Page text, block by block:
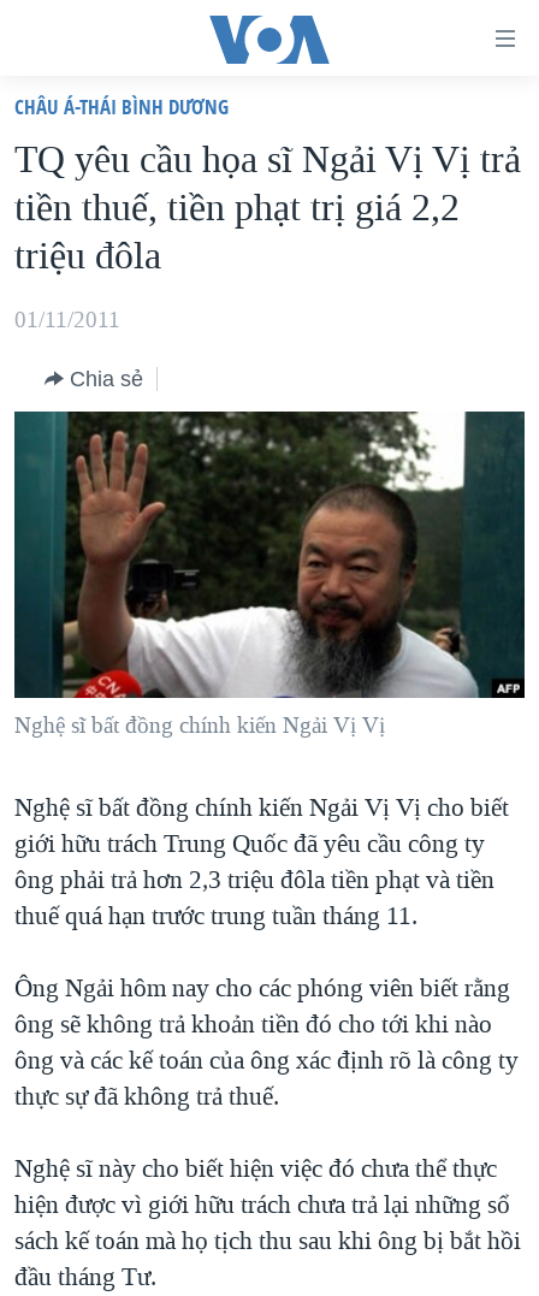
truy
cập
Tới
nội
chính
VIỆT NAM
HOA KỲ
BIỂN ĐÔNG
THẾ GIỚI
DIỄN ĐÀN
TỰ DO BÁO CHÍ
VẠCH TRẦN TIN GIẢ
NGƯỜI VIỆT HẢI NGOẠI
ĐỜI SỐNG
KINH TẾ
KHOA HỌC
SỨC KHOẺ
THỂ THAO
GIÁO DỤC
CHUYÊN ĐỀ
CHIẾN TRANH THƯƠNG MẠI CỦA MỸ: QUÁ KHỨ VÀ HIỆN
HÀNH TRÌNH BẦU CỬ 2024
MỘT NĂM CHIẾN TRANH TẠI DẢI GAZA
GIẢI MÃ VÀNH ĐAI & CON ĐƯỜNG
NGÀY TỊ NẠN THẾ GIỚI
GROUND ZERO – XƯA VÀ NAY
CHI PHÍ CHIẾN TRANH AFGHANISTAN
CÁC GIÁ TRỊ CỘNG HÒA Ở VIỆT NAM
THƯỢNG ĐỈNH TRUMP-KIM TẠI VIỆT NAM
TRỊNH VĨNH BÌNH VS. CHÍNH PHỦ VIỆT NAM
NGƯ DÂN VIỆT VÀ LÀN SÓNG TRỘM HẢI SÂM
BÊN KIA QUỐC LỘ: TIẾNG VỌNG TỪ NÔNG THÔN MỸ
QUAN HỆ VIỆT MỸ
HỌC TIẾNG ANH
VIDEO
NGHE
MẠNG XÃ HỘI
CHÂU Á-THÁI BÌNH DƯƠNG
TQ yêu cầu họa sĩ Ngải Vị Vị trả
tiền thuế, tiền phạt trị giá 2,2
triệu đôla
01/11/2011
Chia sẻ
Nghệ sĩ bất đồng chính kiến Ngải Vị Vị
Nghệ sĩ bất đồng chính kiến Ngải Vị Vị cho biết
giới hữu trách Trung Quốc đã yêu cầu công ty
ông phải trả hơn 2,3 triệu đôla tiền phạt và tiền
thuế quá hạn trước trung tuần tháng 11.
Ông Ngải hôm nay cho các phóng viên biết rằng
ông sẽ không trả khoản tiền đó cho tới khi nào
ông và các kế toán của ông xác định rõ là công ty
thực sự đã không trả thuế.
Nghệ sĩ này cho biết hiện việc đó chưa thể thực
hiện được vì giới hữu trách chưa trả lại những sổ
sách kế toán mà họ tịch thu sau khi ông bị bắt hồi
đầu tháng Tư.